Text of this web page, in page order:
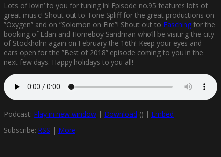
Lots of lovin’ to you for tuning in! Episode no.95 features lots of
great music! Shout out to Tone Spliff for the great productions on
”Oxygen” and on ”Solomon on Fire”! Shout out to Fasching for the
booking of Edan and Homeboy Sandman who’ll be visiting the city
of Stockholm again on February the 16th! Keep your eyes and
ears open for the ”Best of 2018” episode coming to you in the
next few days. Happy holidays to you all!
Podcast: Play in new window | Download () | Embed
Subscribe: RSS | More